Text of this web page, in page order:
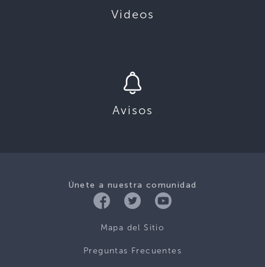
Videos
Avisos
Únete a nuestra comunidad
Mapa del Sitio
Preguntas Frecuentes